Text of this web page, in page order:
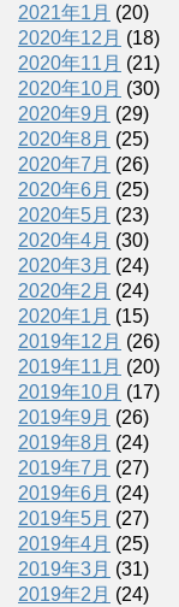
2021年1月 (20)
2020年12月 (18)
2020年11月 (21)
2020年10月 (30)
2020年9月 (29)
2020年8月 (25)
2020年7月 (26)
2020年6月 (25)
2020年5月 (23)
2020年4月 (30)
2020年3月 (24)
2020年2月 (24)
2020年1月 (15)
2019年12月 (26)
2019年11月 (20)
2019年10月 (17)
2019年9月 (26)
2019年8月 (24)
2019年7月 (27)
2019年6月 (24)
2019年5月 (27)
2019年4月 (25)
2019年3月 (31)
2019年2月 (24)